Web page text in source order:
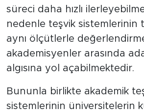
süreci daha hızlı
nedenle teşvik sistemlerinin
aynı ölçütlerle
akademisyenler arasında
algısına yol açabilmektedir.
Bununla birlikte akademik
sistemlerinin üniversitelerin